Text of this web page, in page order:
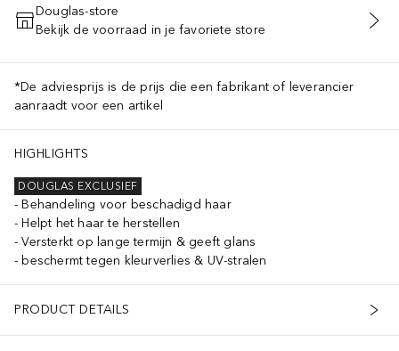
VOEG TOE AAN WINKELMANDJE
Douglas-store
Bekijk de voorraad in je favoriete store
*De adviesprijs is de prijs die een fabrikant of leverancier
aanraadt voor een artikel
HIGHLIGHTS
DOUGLAS EXCLUSIEF
Behandeling voor beschadigd haar
Helpt het haar te herstellen
Versterkt op lange termijn & geeft glans
beschermt tegen kleurverlies & UV-stralen
PRODUCT DETAILS